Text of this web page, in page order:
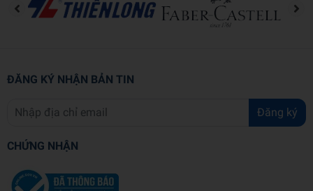
ĐĂNG KÝ NHẬN BẢN TIN
Đăng ký
CHỨNG NHẬN